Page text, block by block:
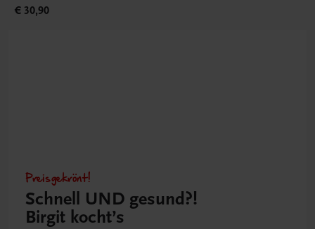
€ 30,90
Preisgekrönt!
Schnell UND gesund?!
Birgit kocht’s